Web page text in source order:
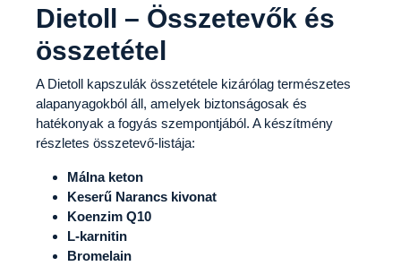
Dietoll – Összetevők és
összetétel
A Dietoll kapszulák összetétele kizárólag természetes
alapanyagokból áll, amelyek biztonságosak és
hatékonyak a fogyás szempontjából. A készítmény
részletes összetevő-listája:
Málna keton
Keserű Narancs kivonat
Koenzim Q10
L-karnitin
Bromelain